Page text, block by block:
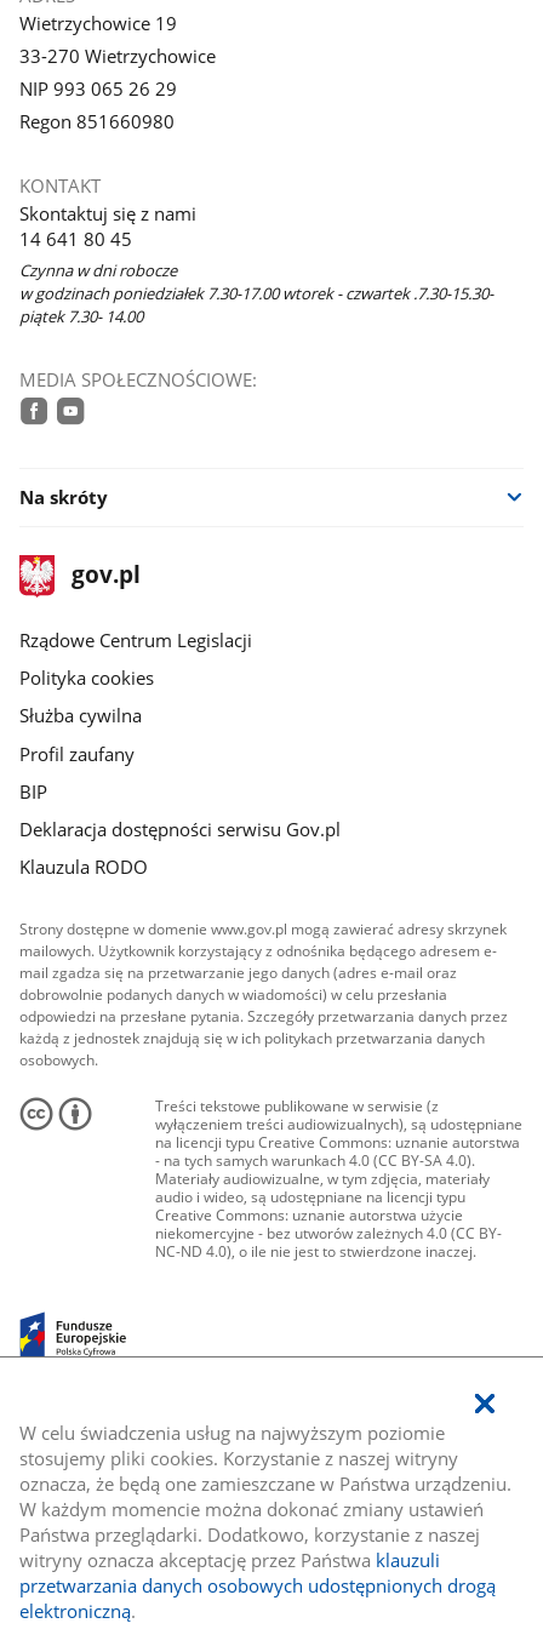
W celu świadczenia usług na najwyższym poziomie
stosujemy pliki cookies. Korzystanie z naszej witryny
oznacza, że będą one zamieszczane w Państwa urządzeniu.
W każdym momencie można dokonać zmiany ustawień
Państwa przeglądarki. Dodatkowo, korzystanie z naszej
witryny oznacza akceptację przez Państwa klauzuli
przetwarzania danych osobowych udostępnionych drogą
elektroniczną.
Wietrzychowice 19
33-270 Wietrzychowice
NIP 993 065 26 29
Regon 851660980
KONTAKT
Skontaktuj się z nami
14 641 80 45
Czynna w dni robocze
w godzinach poniedziałek 7.30-17.00 wtorek - czwartek .7.30-15.30-
piątek 7.30- 14.00
MEDIA SPOŁECZNOŚCIOWE:
Na skróty
stopka
gov.plStrona
gov.pl
Rządowe Centrum Legislacji
Polityka cookies
Służba cywilna
Profil zaufany
BIP
Deklaracja dostępności serwisu Gov.pl
Klauzula RODO
Strony dostępne w domenie www.gov.pl mogą zawierać adresy skrzynek
mailowych. Użytkownik korzystający z odnośnika będącego adresem e-
mail zgadza się na przetwarzanie jego danych (adres e-mail oraz
dobrowolnie podanych danych w wiadomości) w celu przesłania
odpowiedzi na przesłane pytania. Szczegóły przetwarzania danych przez
każdą z jednostek znajdują się w ich politykach przetwarzania danych
osobowych.
Treści tekstowe publikowane w serwisie (z
wyłączeniem treści audiowizualnych), są udostępniane
na licencji typu Creative Commons: uznanie autorstwa
- na tych samych warunkach 4.0 (CC BY-SA 4.0).
Materiały audiowizualne, w tym zdjęcia, materiały
audio i wideo, są udostępniane na licencji typu
Creative Commons: uznanie autorstwa użycie
niekomercyjne - bez utworów zależnych 4.0 (CC BY-
NC-ND 4.0), o ile nie jest to stwierdzone inaczej.